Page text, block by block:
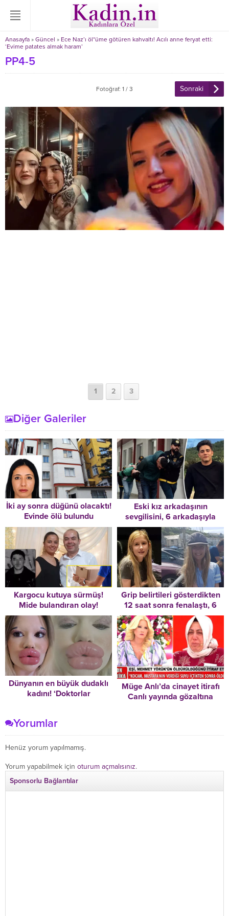
Anasayfa » Güncel » Ece Naz’ı öl*üme götüren kahvaltı! Acılı anne feryat etti:
‘Evime patates almak haram’
PP4-5
Fotoğraf: 1 / 3 Sonraki
1 2 3
Diğer Galeriler
İki ay sonra düğünü olacaktı!
Evinde ölü bulundu
Eski kız arkadaşının
sevgilisini, 6 arkadaşıyla
öldürmüş
Kargocu kutuya sürmüş!
Mide bulandıran olay!
İzleyince savcılığa koştular!
Grip belirtileri gösterdikten
12 saat sonra fenalaştı, 6
gün sonra hayatını kaybetti!
Uzmanlardan ‘gizli katil’
uyarısı
Dünyanın en büyük dudaklı
kadını! ‘Doktorlar
Müge Anlı’da cinayet itirafı
Canlı yayında gözaltına
Yorumlar
Henüz yorum yapılmamış.
Yorum yapabilmek için oturum açmalısınız.
Sponsorlu Bağlantılar